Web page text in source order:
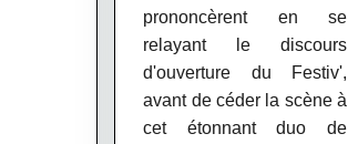
prononcèrent en se
relayant le discours
d'ouverture du Festiv',
avant de céder la scène à
cet étonnant duo de